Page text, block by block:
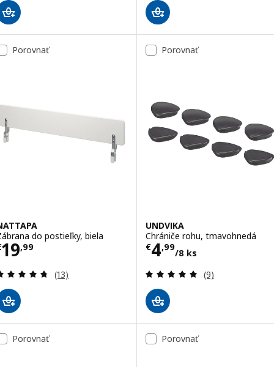
Porovnať
do postieľky, biela
19,99 € 19,99
Prehľad: 4.7 z 5 hviezdy. Celkové hodnotenie:
(13)
Porovnať
UNDVIKA
Chrániče rohu, tmavohnedá
€4,99
/8 ks
Cena € 4,99/8
Prehľad: 4.9 z
(9)
Porovnať Porovnať